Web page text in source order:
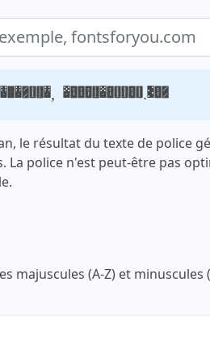
fontsforyou.com
le résultat du texte de police
La police n'est peut-être pas
majuscules (A-Z) et